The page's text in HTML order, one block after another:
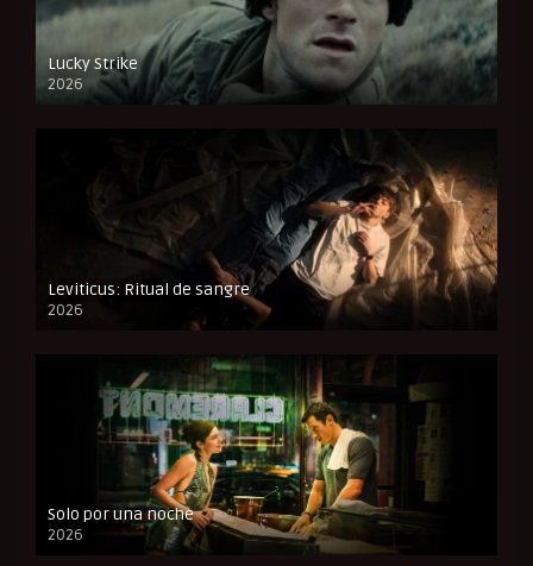
Lucky Strike
2026
FULL HD
Leviticus: Ritual de sangre
2026
FULL HD
Solo por una noche
2026
CAM